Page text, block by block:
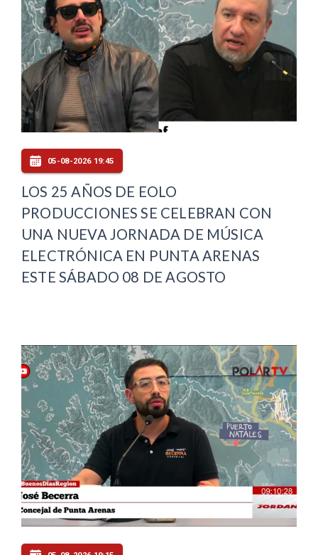
05-08-2026 19:45
LOS 25 AÑOS DE EOLO
PRODUCCIONES SE CELEBRAN CON
UNA NUEVA JORNADA DE MÚSICA
ELECTRÓNICA EN PUNTA ARENAS
ESTE SÁBADO 08 DE AGOSTO